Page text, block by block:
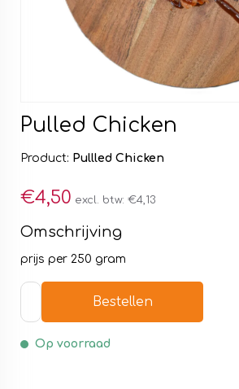
Pulled Chicken
Product: Pullled Chicken
€4,50 excl. btw: €4,13
Omschrijving
prijs per 250 gram
Bestellen
Op voorraad